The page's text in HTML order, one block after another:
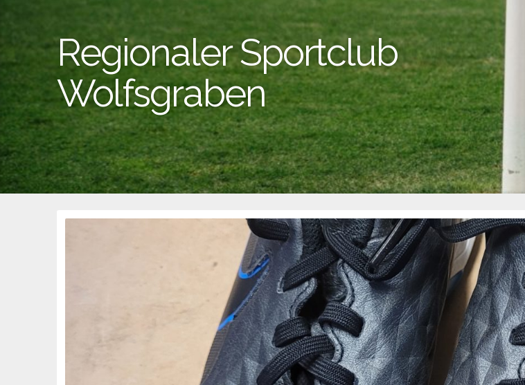
Regionaler Sportclub
Wolfsgraben